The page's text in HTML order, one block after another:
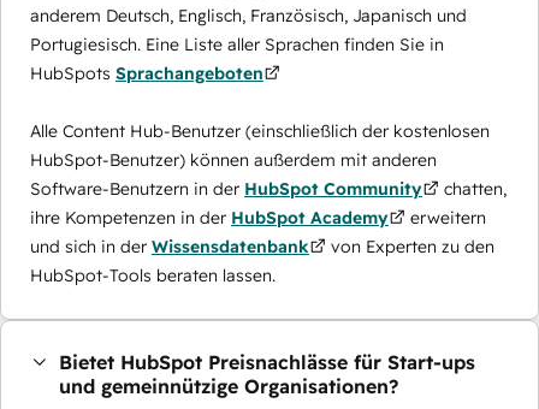
anderem Deutsch, Englisch, Französisch, Japanisch und
Portugiesisch. Eine Liste aller Sprachen finden Sie in
HubSpots Sprachangeboten
Alle Content Hub-Benutzer (einschließlich der kostenlosen
HubSpot-Benutzer) können außerdem mit anderen
Software-Benutzern in der HubSpot Community
chatten,
ihre Kompetenzen in der HubSpot Academy
erweitern
und sich in der Wissensdatenbank
von Experten zu den
HubSpot-Tools beraten lassen.
Bietet HubSpot Preisnachlässe für Start-ups
und gemeinnützige Organisationen?